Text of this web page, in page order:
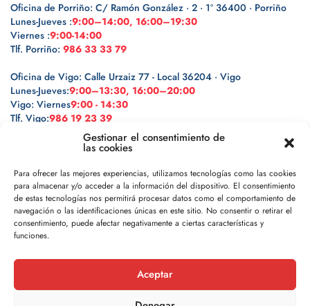
Gestionar el consentimiento de
las cookies
Para ofrecer las mejores experiencias, utilizamos tecnologías como las cookies
para almacenar y/o acceder a la información del dispositivo. El consentimiento
de estas tecnologías nos permitirá procesar datos como el comportamiento de
navegación o las identificaciones únicas en este sitio. No consentir o retirar el
consentimiento, puede afectar negativamente a ciertas características y
funciones.
Aceptar
Oficina de Porriño: C/ Ramón González · 2 · 1º 36400 · Porriño
Lunes-Jueves :9:00–14:00, 16:00–19:30
Viernes :9:00-14:00
Tlf. Porriño: 986 33 33 79
Oficina de Vigo: Calle Urzaiz 77 - Local 36204 · Vigo
Lunes-Jueves:9:00–13:30, 16:00–20:00
Vigo: Viernes9:00 - 14:30
Tlf. Vigo:986 19 23 39
Legal
Política de privacidad